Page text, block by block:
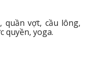
vợt, cầu lông,
quyền, yoga.